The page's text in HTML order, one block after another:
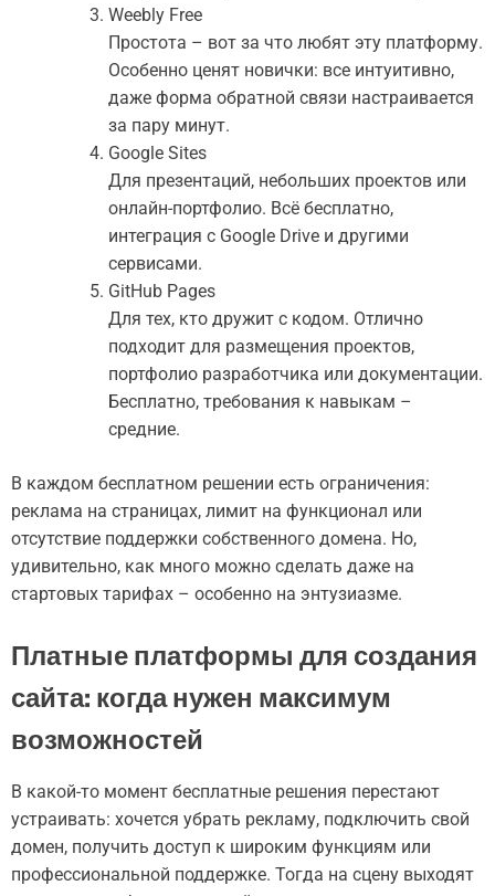
Weebly Free
Простота – вот за что любят эту платформу.
Особенно ценят новички: все интуитивно,
даже форма обратной связи настраивается
за пару минут.
Google Sites
Для презентаций, небольших проектов или
онлайн-портфолио. Всё бесплатно,
интеграция с Google Drive и другими
сервисами.
GitHub Pages
Для тех, кто дружит с кодом. Отлично
подходит для размещения проектов,
портфолио разработчика или документации.
Бесплатно, требования к навыкам –
средние.
В каждом бесплатном решении есть ограничения:
реклама на страницах, лимит на функционал или
отсутствие поддержки собственного домена. Но,
удивительно, как много можно сделать даже на
стартовых тарифах – особенно на энтузиазме.
Платные платформы для создания
сайта: когда нужен максимум
возможностей
В какой-то момент бесплатные решения перестают
устраивать: хочется убрать рекламу, подключить свой
домен, получить доступ к широким функциям или
профессиональной поддержке. Тогда на сцену выходят